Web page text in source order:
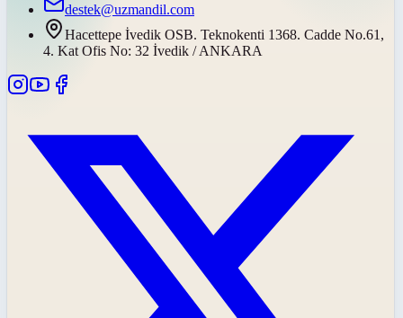
destek@uzmandil.com
Hacettepe İvedik OSB. Teknokenti 1368. Cadde No.61,
4. Kat Ofis No: 32 İvedik / ANKARA